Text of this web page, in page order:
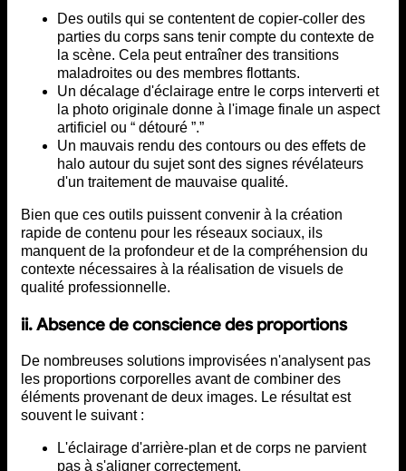
Des outils qui se contentent de copier-coller des
parties du corps sans tenir compte du contexte de
la scène. Cela peut entraîner des transitions
maladroites ou des membres flottants.
Un décalage d'éclairage entre le corps interverti et
la photo originale donne à l'image finale un aspect
artificiel ou “ détouré ”.”
Un mauvais rendu des contours ou des effets de
halo autour du sujet sont des signes révélateurs
d'un traitement de mauvaise qualité.
Bien que ces outils puissent convenir à la création
rapide de contenu pour les réseaux sociaux, ils
manquent de la profondeur et de la compréhension du
contexte nécessaires à la réalisation de visuels de
qualité professionnelle.
ii. Absence de conscience des proportions
De nombreuses solutions improvisées n'analysent pas
les proportions corporelles avant de combiner des
éléments provenant de deux images. Le résultat est
souvent le suivant :
L'éclairage d'arrière-plan et de corps ne parvient
pas à s'aligner correctement.